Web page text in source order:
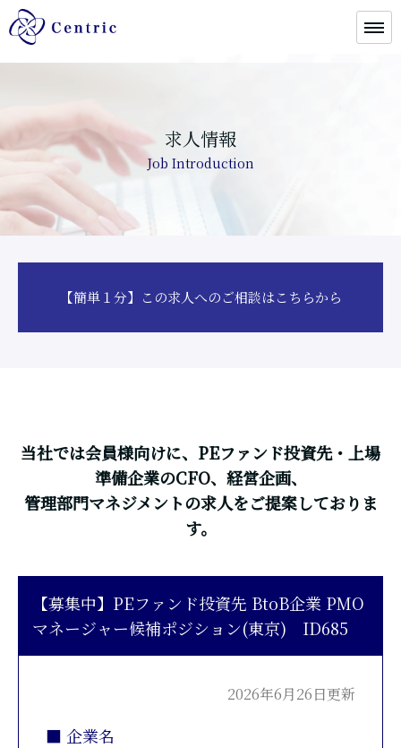
求人情報
Job Introduction
【簡単１分】この求人へのご相談はこちらから
当社では会員様向けに、PEファンド投資先・上場
準備企業のCFO、経営企画、
管理部門マネジメントの求人をご提案しておりま
す。
【募集中】PEファンド投資先 BtoB企業 PMO
マネージャー候補ポジション(東京) ID685
2026年6月26日更新
■ 企業名